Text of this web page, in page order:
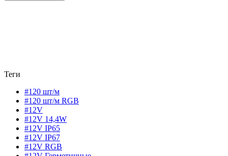
Теги
#120 шт/м
#120 шт/м RGB
#12V
#12V 14,4W
#12V IP65
#12V IP67
#12V RGB